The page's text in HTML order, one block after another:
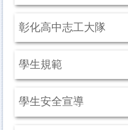
彰化高中志工大隊
學生規範
學生安全宣導